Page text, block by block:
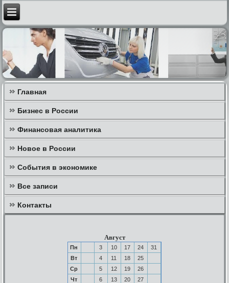
Главная
Бизнес в России
Финансовая аналитика
Новое в России
События в экономике
Все записи
Контакты
Август
Пн 3 10 17 24
31
Вт
4 11 18
25
Ср
5 12 19
26
Чт
6 13 20
27